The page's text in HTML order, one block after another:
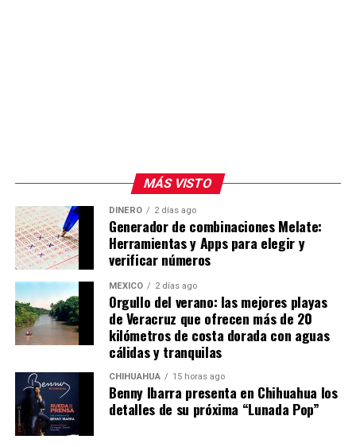
MÁS VISTO
DINERO 2 días ago
Generador de combinaciones Melate:
Herramientas y Apps para elegir y
verificar números
MÉXICO 2 días ago
Orgullo del verano: las mejores playas
de Veracruz que ofrecen más de 20
kilómetros de costa dorada con aguas
cálidas y tranquilas
CHIHUAHUA 15 horas ago
Benny Ibarra presenta en Chihuahua los
detalles de su próxima “Lunada Pop”